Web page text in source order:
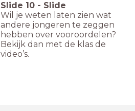
Slide 10 - Slide
Wil je weten laten zien wat
andere jongeren te zeggen
hebben over vooroordelen?
Bekijk dan met de klas de
video’s.